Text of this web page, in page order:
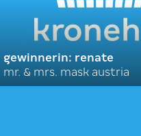
gewinnerin: renate
mr. & mrs. mask austria